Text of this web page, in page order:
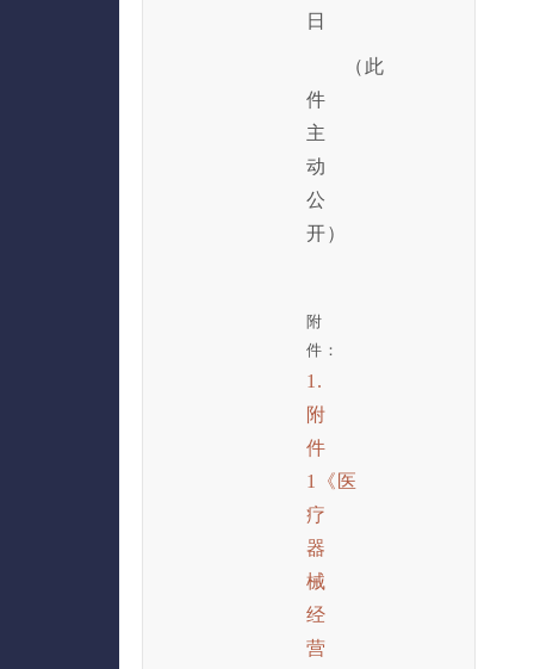
日
（此
件
主
动
公
开）
附
件：
1.
附
件
1《医
疗
器
械
经
营